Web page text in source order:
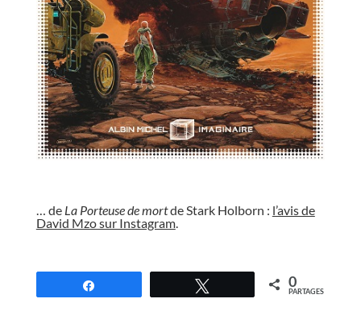
… de La Porteuse de mortde Stark Holborn : l’avis de
David Mzo sur Instagram.
0
PARTAGES